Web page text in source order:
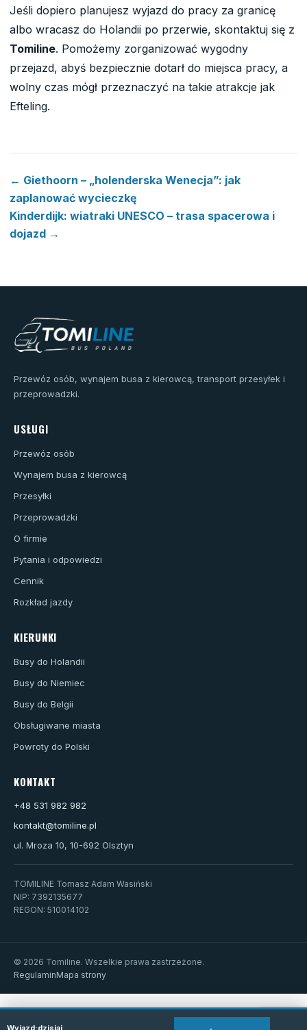
Jeśli dopiero planujesz wyjazd do pracy za granicę
albo wracasz do Holandii po przerwie, skontaktuj się z
Tomiline. Pomożemy zorganizować wygodny
przejazd, abyś bezpiecznie dotarł do miejsca pracy, a
wolny czas mógł przeznaczyć na takie atrakcje jak
Efteling.
← Giethoorn – „holenderska Wenecja”: jak
zaplanować wycieczkę
Kinderdijk: wiatraki UNESCO – trasa spacerowa i
dojazd →
Przewóz osób, wynajem busa z kierowcą, transport przesyłek i
przeprowadzki.
USŁUGI
Przewóz osób
Wynajem busa z kierowcą
Przesyłki
Przeprowadzki
O firmie
Pytania i odpowiedzi
Cennik
Rozkład jazdy
KIERUNKI
Busy do Holandii
Busy do Niemiec
Busy do Belgii
Obsługiwane miasta
Powroty do Polski
KONTAKT
+48 531 982 982
kontakt@tomiline.pl
ul. Mroza 10, 10-692 Olsztyn
TOMILINE Tomasz Adam Wasiński
NIP: 7392135677
REGON: 510014102
© 2026 Tomiline. Wszelkie prawa zastrzeżone.
RegulaminMapa strony
Wyjazd:dzisiaj